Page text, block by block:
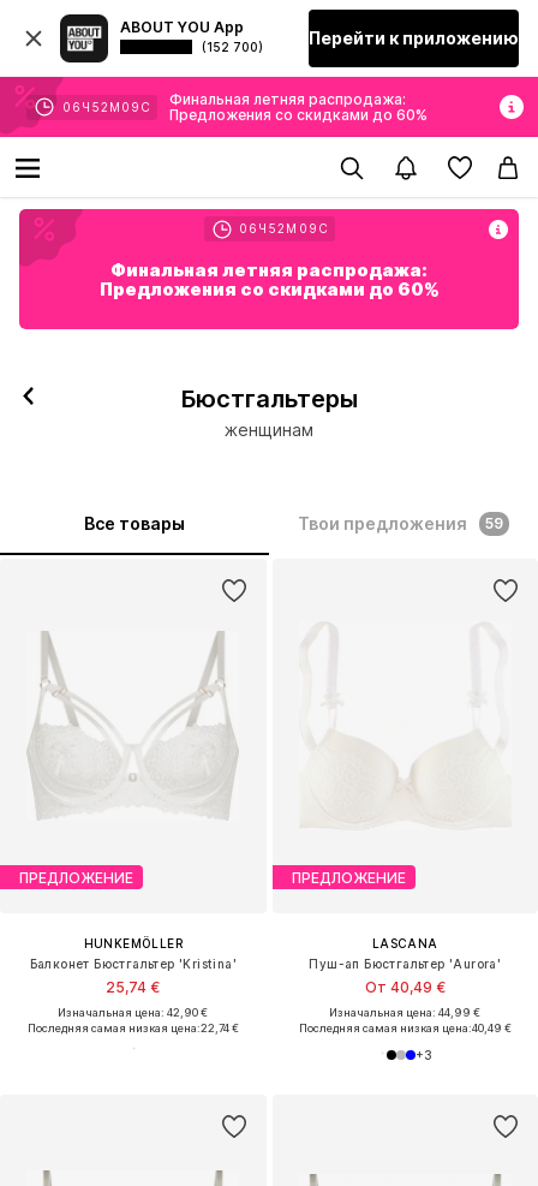
ABOUT YOU App
(152 700) Перейти к приложению
06 Ч 52 М 07 С
Финальная летняя распродажа:
Предложения со скидками до 60%
06 Ч 52 М 07 С
Финальная летняя распродажа:
Предложения со скидками до 60%
Бюстгальтеры
женщинам
Все товары Твои предложения 59
ПРЕДЛОЖЕНИЕ
HUNKEMÖLLER
Балконет Бюстгальтер 'Kristina'
25,74 €
Изначальная цена: 42,90 €
Последняя самая низкая цена:22,74 €
ПРЕДЛОЖЕНИЕ
LASCANA
Пуш-ап Бюстгальтер 'Aurora'
От 40,49 €
Изначальная цена: 44,99 €
Последняя самая низкая цена:40,49 €
+3